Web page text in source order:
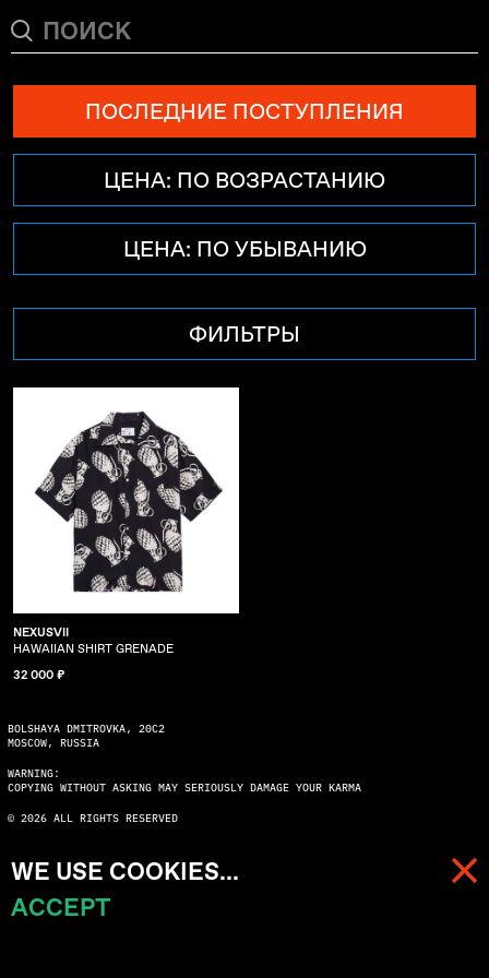
МЕНЮ
ПОСЛЕДНИЕ ПОСТУПЛЕНИЯ
ЦЕНА: ПО ВОЗРАСТАНИЮ
ЦЕНА: ПО УБЫВАНИЮ
ФИЛЬТРЫ
NEXUSVII
HAWAIIAN SHIRT GRENADE
32 000 ₽
BOLSHAYA DMITROVKA, 20C2
MOSCOW, RUSSIA
WARNING:
COPYING WITHOUT ASKING MAY SERIOUSLY DAMAGE YOUR KARMA
© 2026 ALL RIGHTS RESERVED
WE USE COOKIES...
ACCEPT